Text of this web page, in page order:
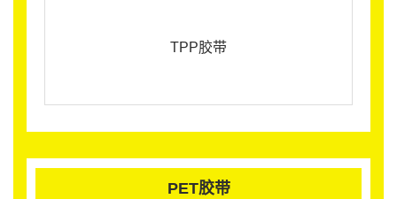
TPP胶带
PET胶带